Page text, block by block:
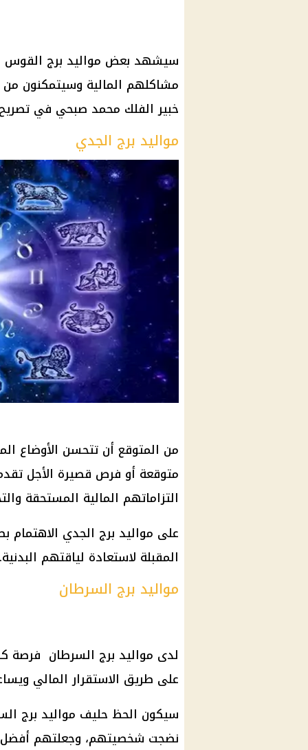
سيشهد بعض مواليد برج القوس
مشاكلهم المالية وسيتمكنون
خبير الفلك محمد صبحي في
مواليد برج الجدي
من المتوقع أن تتحسن الأوضاع
متوقعة أو فرص قصيرة الأجل
التزاماتهم المالية المستحقة
على مواليد برج الجدي
المقبلة لاستعادة لياقتهم البدنية.
مواليد برج السرطان
لدى مواليد برج السرطان فرصة
على طريق الاستقرار المالي
سيكون الحظ حليف مواليد برج
نضجت شخصيتهم، وجعلتهم أفضل